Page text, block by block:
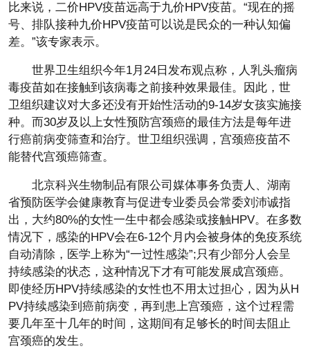
比来说，二价HPV疫苗远高于九价HPV疫苗。“现在的摇
号、排队接种九价HPV疫苗可以说是民众的一种认知偏
差。”该专家表示。
世界卫生组织今年1月24日发布观点称，人乳头瘤病
毒疫苗如在接触到该病毒之前接种效果最佳。因此，世
卫组织建议对大多还没有开始性活动的9-14岁女孩实施接
种。而30岁及以上女性预防宫颈癌的最佳方法是每年进
行癌前病变筛查和治疗。世卫组织强调，宫颈癌疫苗不
能替代宫颈癌筛查。
北京科兴生物制品有限公司媒体事务负责人、湖南
省预防医学会健康教育与促进专业委员会常委刘沛诚指
出，大约80%的女性一生中都会感染或接触HPV。在多数
情况下，感染的HPV会在6-12个月内会被身体的免疫系统
自动清除，医学上称为“一过性感染”;只有少部分人会呈
持续感染的状态，这种情况下才有可能发展成宫颈癌。
即使经历HPV持续感染的女性也不用太过担心，因为从H
PV持续感染到癌前病变，再到患上宫颈癌，这个过程需
要几年至十几年的时间，这期间有足够长的时间去阻止
宫颈癌的发生。